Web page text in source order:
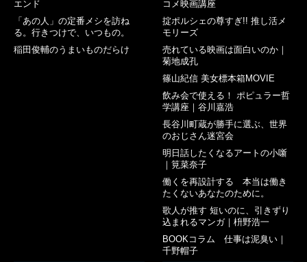
エンド
「あの人」の定番メシを訪ね
る。行きつけで、いつもの。
稲田俊輔のうまいものだらけ
コメ映画講座
掟ポルシェの尊すぎ!! 推し活メ
モリーズ
売れている映画は面白いのか｜
菊地成孔
篠山紀信 美女標本箱MOVIE
飲み会で使える！ ポピュラー哲
学講座｜谷川嘉浩
長谷川町蔵が勝手に選ぶ、世界
のおじさん迷宮会
明日話したくなるアートの小噺
｜筧菜奈子
働くを再設計する 本当は働き
たくないあなたのために。
歌人が推す 短いのに、引きずり
込まれるマンガ｜枡野浩一
BOOKコラム 仕事は泥臭い｜
千野帽子